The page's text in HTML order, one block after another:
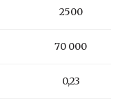
2500
70 000
0,23